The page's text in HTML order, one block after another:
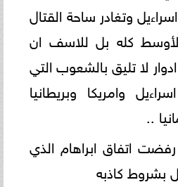
وتغادر ساحة القتال
كله بل للاسف ان
لا تليق بالشعوب التي
وامريكا وبريطانيا
..
اتفاق ابراهام الذي
بشروط كاذبه